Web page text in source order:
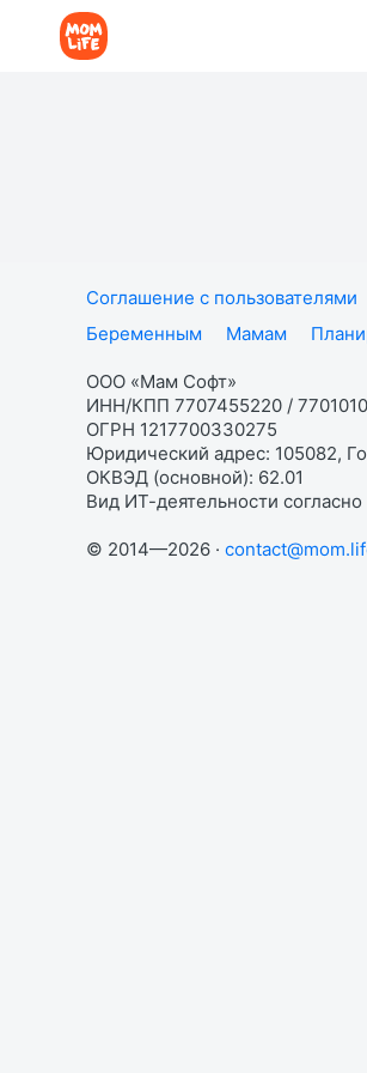
Соглашение с пользователями
Беременным
Мамам
ООО «Мам Софт»
ИНН/КПП 7707455220 /
ОГРН 1217700330275
Юридический адрес: 105082,
ОКВЭД (основной): 62.01
Вид ИТ-деятельности
© 2014—2026 ·